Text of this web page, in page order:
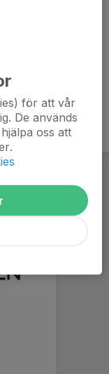
för att vår
De används
oss att